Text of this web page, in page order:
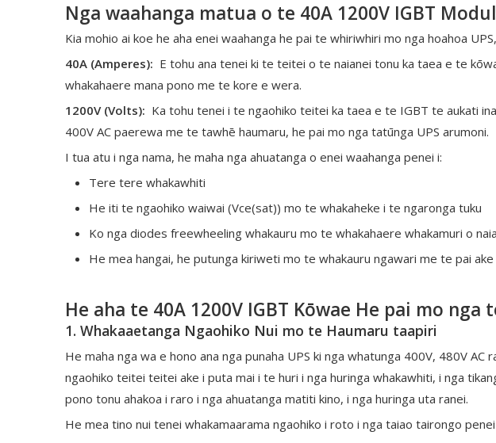
Nga waahanga matua o te 40A 1200V IGBT
Kia mohio ai koe he aha enei waahanga he pai te whiriwhiri mo nga hoahoa
40A (Amperes): E tohu ana tenei ki te teitei o te naianei tonu ka taea e te
whakahaere mana pono me te kore e wera.
1200V (Volts): Ka tohu tenei i te ngaohiko teitei ka taea e te IGBT te aukati
400V AC paerewa me te tawhē haumaru, he pai mo nga tatūnga UPS arumoni.
I tua atu i nga nama, he maha nga ahuatanga o enei waahanga penei i:
Tere tere whakawhiti
He iti te ngaohiko waiwai (Vce(sat)) mo te whakaheke i te ngaronga tuku
Ko nga diodes freewheeling whakauru mo te whakahaere whakamuri o
He mea hangai, he putunga kiriweti mo te whakauru ngawari me te pai
He aha te 40A 1200V IGBT Kōwae He pai mo nga
1. Whakaaetanga Ngaohiko Nui mo te Haumaru taapiri
He maha nga wa e hono ana nga punaha UPS ki nga whatunga 400V, 480V
ngaohiko teitei teitei ake i puta mai i te huri i nga huringa whakawhiti, i nga
pono tonu ahakoa i raro i nga ahuatanga matiti kino, i nga huringa uta ranei.
He mea tino nui tenei whakamaarama ngaohiko i roto i nga taiao tairongo